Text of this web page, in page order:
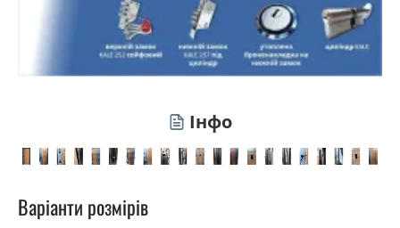
Інфо
Варіанти розмірів